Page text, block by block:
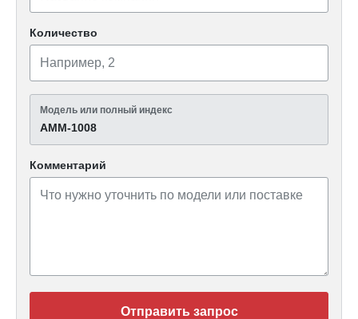
Количество
Модель или полный индекс
АММ-1008
Комментарий
Отправить запрос